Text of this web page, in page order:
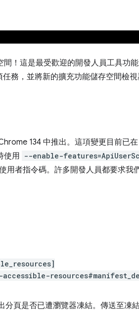
！這是最受歡迎的開發人員工具功
任務，並將新的擴充功能儲存空間檢
134 中推出。這項變更目前已
使用 --enable-
用者指令碼。許多開發人員都要求我
分頁是否已遭瀏覽器凍結。傳送至凍